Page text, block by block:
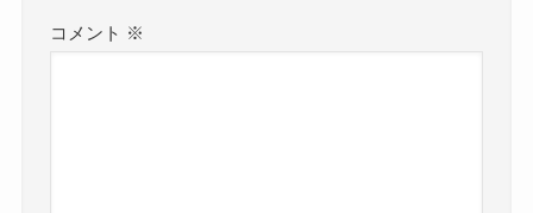
コメント ※